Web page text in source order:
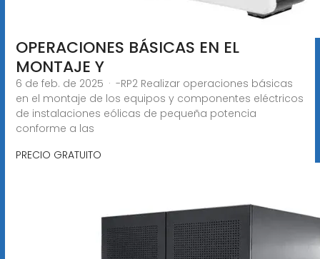
OPERACIONES BÁSICAS EN EL
MONTAJE Y
6 de feb. de 2025 · -RP2 Realizar operaciones básicas
en el montaje de los equipos y componentes eléctricos
de instalaciones eólicas de pequeña potencia
conforme a las
PRECIO GRATUITO